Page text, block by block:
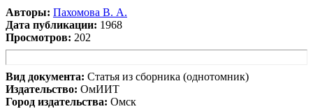
Авторы: Пахомова В. А.
Дата публикации: 1968
Просмотров: 202
Вид документа: Статья из сборника (однотомник)
Издательство: ОмИИТ
Город издательства: Омск